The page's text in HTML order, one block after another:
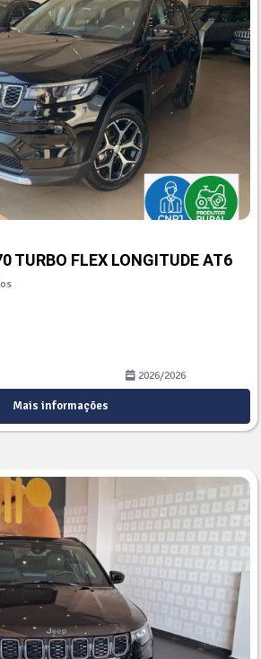
TURBO FLEX LONGITUDE AT6
2026/2026
Mais informações